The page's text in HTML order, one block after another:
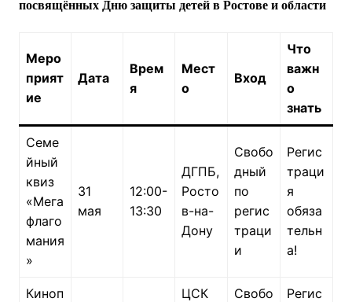
посвящённых Дню защиты детей в Ростове и области
Меро
прият
ие
Дата
Врем
я
Мест
о
Вход
Что
важн
о
знать
Семе
йный
квиз
«Мега
флаго
мания
»
31
мая
12:00-
13:30
ДГПБ,
Росто
в-на-
Дону
Свобо
дный
по
регис
траци
и
Регис
траци
я
обяза
тельн
а!
Киноп
ЦСК
Свобо
Регис